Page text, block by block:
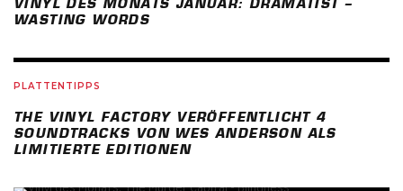
VINYL DES MONATS JANUAR: DRAMATIST –
WASTING WORDS
PLATTENTIPPS
THE VINYL FACTORY VERÖFFENTLICHT 4
SOUNDTRACKS VON WES ANDERSON ALS
LIMITIERTE EDITIONEN